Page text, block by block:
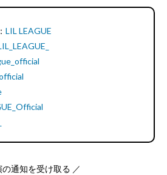
LIL LEAGUE
通知を受け取る ／